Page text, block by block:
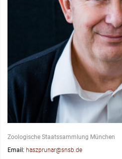
Zoologische Staatssammlung München
Email: haszprunar@snsb.de